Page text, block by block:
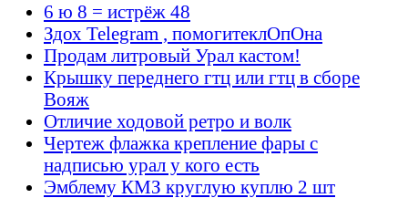
6 ю 8 = истрёж 48
Здох Telegram , помогитеклОпОна
Продам литровый Урал кастом!
Крышку переднего гтц или гтц в сборе
Вояж
Отличие ходовой ретро и волк
Чертеж флажка крепление фары с
надписью урал у кого есть
Эмблему КМЗ круглую куплю 2 шт